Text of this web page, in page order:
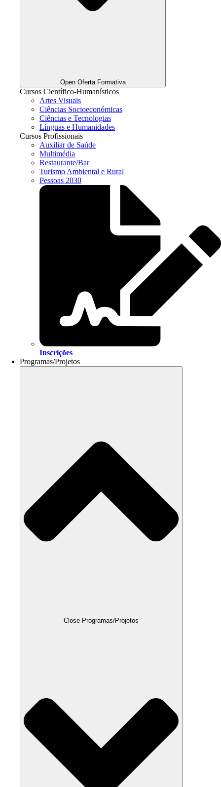
Open Oferta Formativa
Cursos Científico-Humanísticos
Artes Visuais
Ciências Socioeconómicas
Ciências e Tecnologias
Línguas e Humanidades
Cursos Profissionais
Auxiliar de Saúde
Multimédia
Restaurante/Bar
Turismo Ambiental e Rural
Pessoas 2030
Inscrições
Programas/Projetos
Close Programas/Projetos